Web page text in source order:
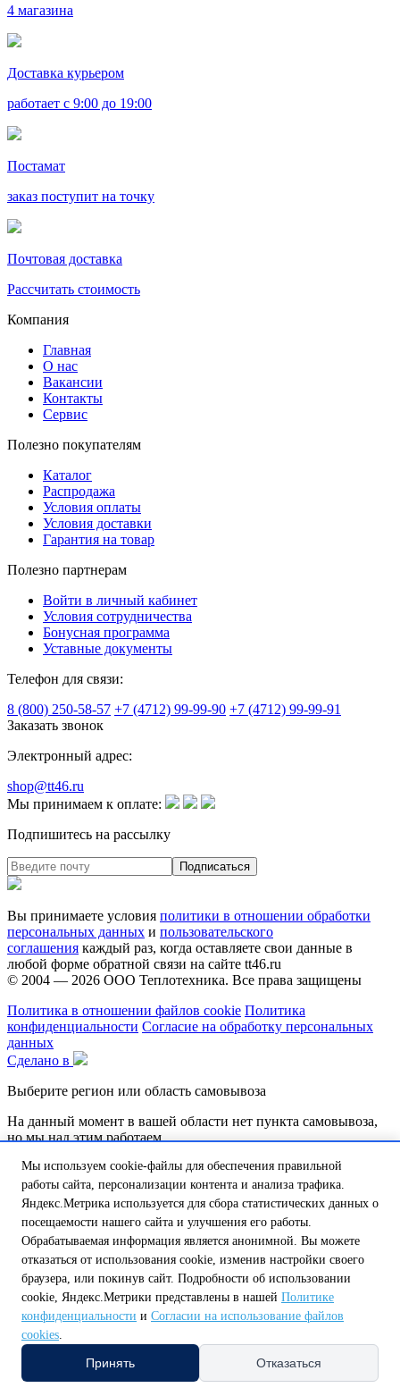
4 магазина
Доставка курьером
работает с 9:00 до 19:00
Постамат
заказ поступит на точку
Почтовая доставка
Рассчитать стоимость
Компания
Главная
О нас
Вакансии
Контакты
Сервис
Полезно покупателям
Каталог
Распродажа
Условия оплаты
Условия доставки
Гарантия на товар
Полезно партнерам
Войти в личный кабинет
Условия сотрудничества
Бонусная программа
Уставные документы
Телефон для связи:
8 (800) 250-58-57 +7 (4712) 99-99-90 +7 (4712) 99-99-91
Заказать звонок
Электронный адрес:
shop@tt46.ru
Мы принимаем к оплате:
Подпишитесь на рассылку
Вы принимаете условия политики в отношении обработки
персональных данных и пользовательского
соглашения каждый раз, когда оставляете свои данные в
любой форме обратной связи на сайте tt46.ru
© 2004 — 2026 ООО Теплотехника. Все права защищены
Политика в отношении файлов cookie Политика
конфиденциальности Согласие на обработку персональных
данных
Сделано в
Выберите регион или область самовывоза
На данный момент в вашей области нет пункта самовывоза,
но мы над этим работаем.
Обатитесь к нашему оператору по телефону:
8 (800) 250-58-57 или напишите на почтуshop@tt46.ru
и мы поможем вам доставить товар.
Белгородская обл. Калужская обл. Курская обл. Липецкая обл.
Нижегородская обл. Орловская обл. Смоленская обл. Тульская
обл.
Амурская обл. Архангельская обл. Астраханская обл.
Белгородская обл. Брянская обл.
Владимирская обл. Волгоградская обл.
Вологодская обл.
Воронежская обл.
Мы используем cookie-файлы для обеспечения правильной
работы сайта, персонализации контента и анализа трафика.
Яндекс.Метрика используется для сбора статистических данных о
посещаемости нашего сайта и улучшения его работы.
Обрабатываемая информация является анонимной. Вы можете
отказаться от использования cookie, изменив настройки своего
браузера, или покинув сайт. Подробности об использовании
cookie, Яндекс.Метрики представлены в нашей Политике
конфиденциальности и Согласии на использование файлов
cookies.
Принять Отказаться